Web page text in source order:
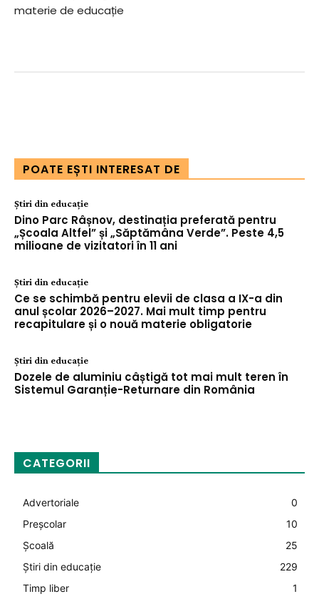
materie de educație
POATE EȘTI INTERESAT DE
Știri din educație
Dino Parc Râșnov, destinația preferată pentru
„Școala Altfel” și „Săptămâna Verde”. Peste 4,5
milioane de vizitatori în 11 ani
Știri din educație
Ce se schimbă pentru elevii de clasa a IX-a din
anul școlar 2026–2027. Mai mult timp pentru
recapitulare și o nouă materie obligatorie
Știri din educație
Dozele de aluminiu câștigă tot mai mult teren în
Sistemul Garanție-Returnare din România
CATEGORII
Advertoriale
0
Preșcolar
10
Şcoală
25
Știri din educație
229
Timp liber
1